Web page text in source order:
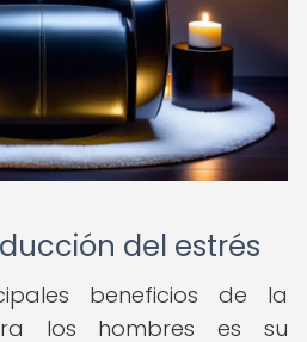
del estrés
beneficios de la
los hombres es su